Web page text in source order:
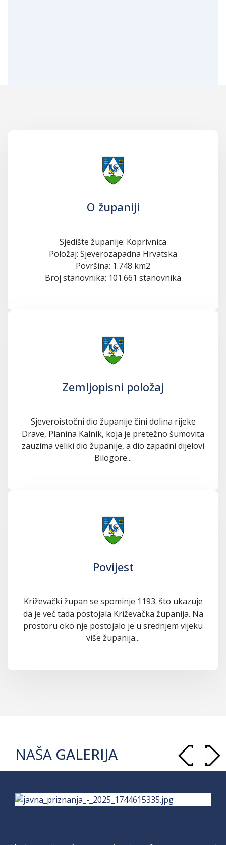
O županiji
Sjedište županije: Koprivnica
Položaj: Sjeverozapadna Hrvatska
Površina: 1.748 km2
Broj stanovnika: 101.661 stanovnika
Zemljopisni položaj
Sjeveroistočni dio županije čini dolina rijeke
Drave, Planina Kalnik, koja je pretežno šumovita
zauzima veliki dio županije, a dio zapadni dijelovi
Bilogore...
Povijest
Križevački župan se spominje 1193. što ukazuje
da je već tada postojala Križevačka županija. Na
prostoru oko nje postojalo je u srednjem vijeku
više županija...
NAŠA GALERIJA